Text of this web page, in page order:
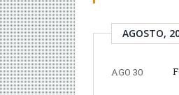
AGOSTO,
AGO 30